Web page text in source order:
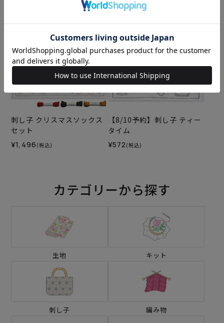
¥1,606(税込)
刺し子 クリスマスソックス
セット
¥1,496 (税込)
【8/10予約】刺し子 ティー
タイム
¥572 (税込)
カテゴリーから探す
生地 キット
刺し子 編み物